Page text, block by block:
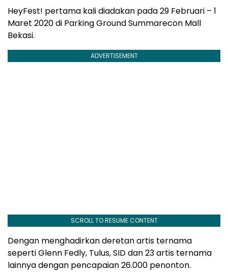
HeyFest! pertama kali diadakan pada 29 Februari – 1
Maret 2020 di Parking Ground Summarecon Mall
Bekasi.
ADVERTISEMENT
SCROLL TO RESUME CONTENT
Dengan menghadirkan deretan artis ternama
seperti Glenn Fedly, Tulus, SID dan 23 artis ternama
lainnya dengan pencapaian 26.000 penonton.